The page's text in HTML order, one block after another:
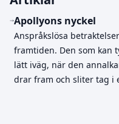
Apollyons nyckel
Anspråkslösa
framtiden. Den som kan
lätt iväg, när den
drar fram och sliter tag i